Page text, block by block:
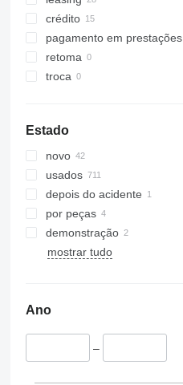
crédito
pagamento em prestações
retoma
troca
Estado
novo
usados
depois do acidente
por peças
demonstração
mostrar tudo
Ano
–